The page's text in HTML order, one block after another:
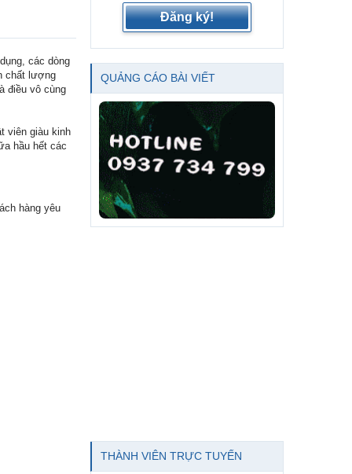
các dòng
chất lượng
điều vô cùng
viên giàu kinh
hầu hết các
hàng yêu
Đăng ký!
QUẢNG CÁO BÀI VIẾT
THÀNH VIÊN TRỰC TUYẾN